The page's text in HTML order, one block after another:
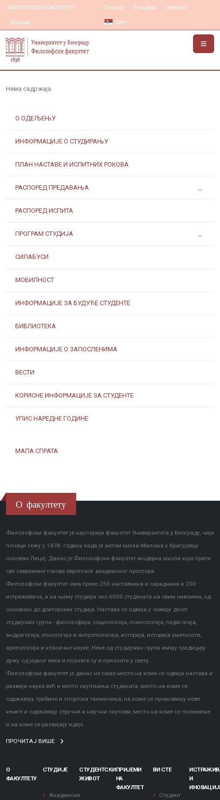
ФИЛОЗОФСКИ ФАКУЛТЕТ
Контакт
Е-налог Е-индекс webmail
Срб
О ОДЕЉЕЊУ
ИНФОРМАЦИЈЕ О СТУДИРАЊУ
ПЛАН НАСТАВЕ И ИСПИТНИХ РОКОВА
РАСПОРЕД ПРЕДАВАЊА
РАСПОРЕД ИСПИТА
ПРОГРАМ СТУДИЈА
СИЛАБУСИ
МОБИЛНОСТ
ИНФОРМАЦИЈЕ ЗА БУДУЋЕ СТУДЕНТЕ
БИБЛИОТЕКА
ИНФОРМАЦИЈЕ О ЗАПОСЛЕНИМА
ВЕСТИ
КОРИСНЕ ИНФОРМАЦИЈЕ ЗА СТУДЕНТЕ
УПИС НАРЕДНЕ ГОДИНЕ
МАПА СПРАТА
Нема садржаја.
О факултету
Филозофски факултет је најстарији факултет Универзитета у Београду, чији
почеци сежу у 1838. годину када је актом кнеза Милоша у Крагујевцу
основан Лицеј. Данас је Филозофски факултет модерна школа која прати
све савремене токове европског академског простора.
Филозофски факултет има преко 250 наставника и сарадника и 200
истраживача, а на њему студира око 6000 студената на свим нивоима, од
основних до докторских студија. Настава се одвија у оквиру десет
студијских група - филозофија, социологија, психологија, педагогија,
андрагогија, етнологија и антропологија, историја, историја уметности,
археологија и класичне науке. Неке од студијских група имају традицију
дужу од једног века и познате су и признате у свету.
Филозофски факултет је данас не само место на коме се одвија настава и
развија наука већ и место окупљања студената, место на коме се
одржавају трибине и спортска такмичења, на коме се промовишу нове
књиге и одржавају стручни и научни скупови, место на коме се полемише
и на коме се развијају идеје.
ПРОЧИТАЈ ВИШЕ
О
ФАКУЛТЕТУ
СТУДИЈЕ
Академски
СТУДЕНТСКИ
ЖИВОТ
ПРИЈЕМИ
НА
ФАКУЛТЕТ
ВИ СТЕ
Студент
И